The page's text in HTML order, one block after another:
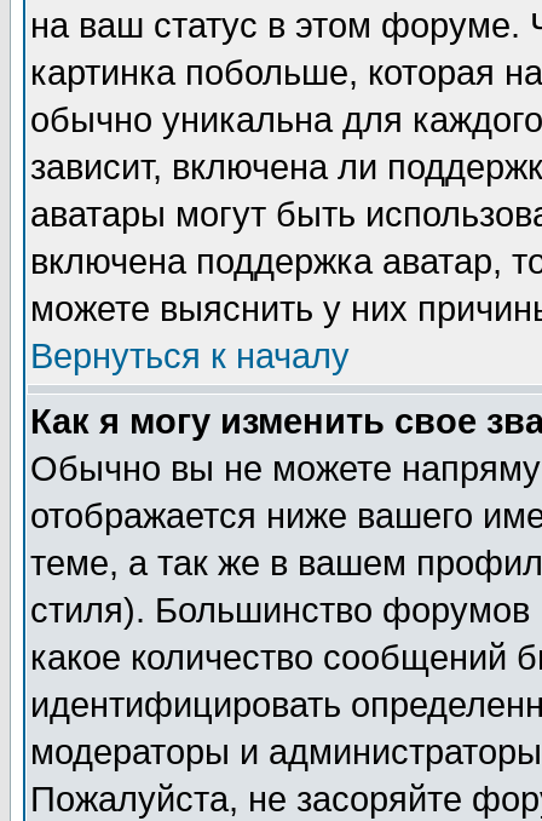
на ваш статус в этом форуме.
картинка побольше, которая
обычно уникальна для
зависит, включена ли
аватары могут быть
включена поддержка аватар,
можете выяснить у них
Вернуться к началу
Как я могу изменить свое
Обычно вы не можете
отображается ниже вашего
теме, а так же в вашем
стиля). Большинство форумов
какое количество сообщений
идентифицировать
модераторы и
Пожалуйста, не засоряйте